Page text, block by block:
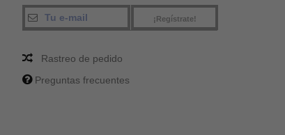
¡Regístrate!
Rastreo de pedido
Preguntas frecuentes